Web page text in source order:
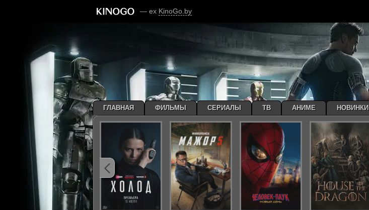
— ex KinoGo.by
ГЛАВНАЯ ФИЛЬМЫ СЕРИАЛЫ ТВ АНИМЕ НОВИНКИ